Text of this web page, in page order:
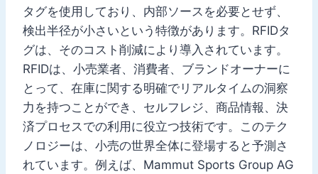
タグを使用しており、内部ソースを必要とせず、
検出半径が小さいという特徴があります。RFIDタ
グは、そのコスト削減により導入されています。
RFIDは、小売業者、消費者、ブランドオーナーに
とって、在庫に関する明確でリアルタイムの洞察
力を持つことができ、セルフレジ、商品情報、決
済プロセスでの利用に役立つ技術です。このテク
ノロジーは、小売の世界全体に登場すると予測さ
れています。例えば、Mammut Sports Group AG